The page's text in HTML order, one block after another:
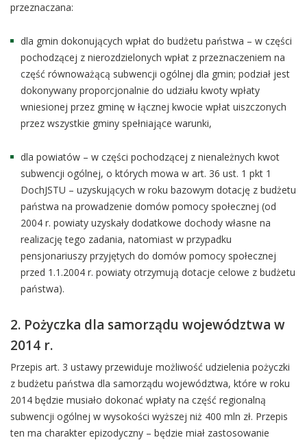
przeznaczana:
dla gmin dokonujących wpłat do budżetu państwa – w części
pochodzącej z nierozdzielonych wpłat z przeznaczeniem na
część równoważącą subwencji ogólnej dla gmin; podział jest
dokonywany proporcjonalnie do udziału kwoty wpłaty
wniesionej przez gminę w łącznej kwocie wpłat uiszczonych
przez wszystkie gminy spełniające warunki,
dla powiatów – w części pochodzącej z nienależnych kwot
subwencji ogólnej, o których mowa w art. 36 ust. 1 pkt 1
DochJSTU – uzyskujących w roku bazowym dotację z budżetu
państwa na prowadzenie domów pomocy społecznej (od
2004 r. powiaty uzyskały dodatkowe dochody własne na
realizację tego zadania, natomiast w przypadku
pensjonariuszy przyjętych do domów pomocy społecznej
przed 1.1.2004 r. powiaty otrzymują dotacje celowe z budżetu
państwa).
2. Pożyczka dla samorządu województwa w
2014 r.
Przepis art. 3 ustawy przewiduje możliwość udzielenia pożyczki
z budżetu państwa dla samorządu województwa, które w roku
2014 będzie musiało dokonać wpłaty na część regionalną
subwencji ogólnej w wysokości wyższej niż 400 mln zł. Przepis
ten ma charakter epizodyczny – będzie miał zastosowanie